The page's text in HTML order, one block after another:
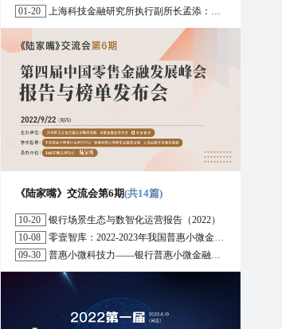
01-20
上海科技金融研究所执行副所长孟添：开放银行与嵌入式金融为数字普惠金融带来更大发展空间
《陆家嘴》交流会第6期(共14篇)
10-20
银行场景生态与数智化运营报告（2022）
10-08
零壹智库：2022-2023年我国普惠小微金融十大趋势展望
09-30
普惠小微科技力——银行普惠小微金融战略与科技解决方案研究报告（2022）